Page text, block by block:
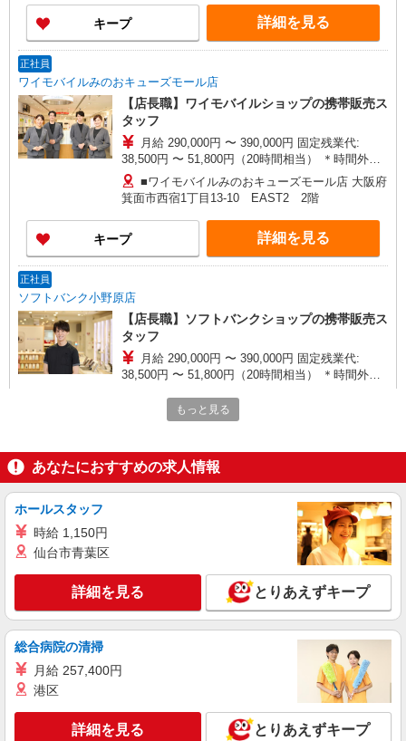
ィブ支給(規定有) ★月2回払い・週払い可能（規程
有）★ ゜・。○。・゜+゜・。○。・゜+゜
キープ 詳細を見る
正社員
ワイモバイルみのおキューズモール店
【店長職】ワイモバイルショップの携帯販売ス
タッフ
月給 290,000円 〜 390,000円 固定残業代:
38,500円 〜 51,800円（20時間相当） ＊時間外手
当は時間外労働の有無にかかわらず、固定残業代
として支給し、 相当時間を超える時間外労働は法
定通り追加で支給します。固定残業代の金額は月
給に応じ設定します 試用期間あり 2ヶ月 ※経験・
能力による 【試用期間】月給 290000 円 〜
390000 円
■ワイモバイルみのおキューズモール店 大阪府
箕面市西宿1丁目13‐10 EAST2 2階
キープ 詳細を見る
正社員
ソフトバンク小野原店
【店長職】ソフトバンクショップの携帯販売ス
タッフ
月給 290,000円 〜 390,000円 固定残業代:
38,500円 〜 51,800円（20時間相当） ＊時間外手
として支給し、 相当時間を超える時間外労働は法
定通り追加で支給します。固定残業代の金額は月
能力による 【試用期間】月給 290000 円 〜
390000 円
■ソフトバンク小野原店 大阪府 箕面市 小野原
東3丁目 9‐34
キープ 詳細を見る
正社員
ソフトバンクみのおキューズモール店
ソフトバンクショップの携帯販売スタッフ
月給 222,000円 〜 390,000円 固定残業代:
29,500円 〜 51,800円（20時間相当） ＊時間外手
当は時間外労働の有無にかかわらず、固定残業代
として支給し、 相当時間を超える時間外労働は法
定通り追加で支給します。固定残業代の金額は月
給に応じ設定します 試用期間あり 2ヶ月 ※経験・
■ソフトバンクみのおキューズモール店 大阪府
箕面市西宿1-17-22 EAST2‐1F
キープ 詳細を見る
契約社員
ソフトバンク販売契約社員【箕面市エリア】
家電量販店内の携帯販売スタッフ
もっと見る
あなたにおすすめの求人情報
ホールスタッフ
時給 1,150円
仙台市青葉区
詳細を見る とりあえずキープ
総合病院の清掃
月給 257,400円
港区
詳細を見る とりあえずキープ